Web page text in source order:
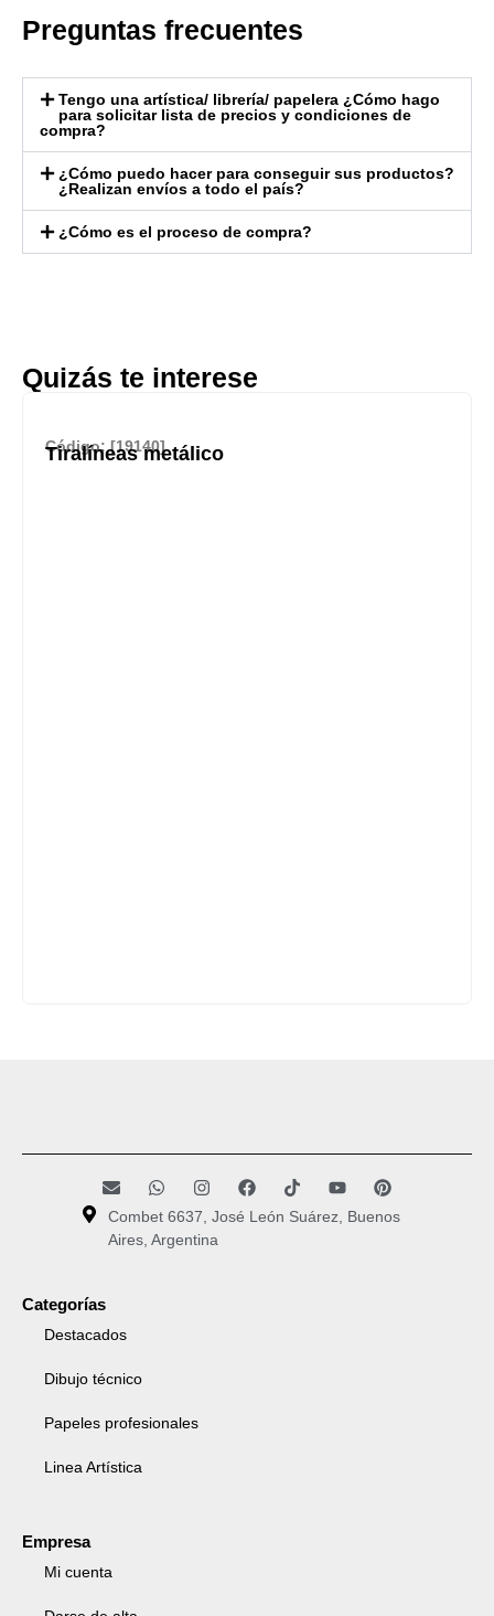
Preguntas frecuentes
Tengo una artística/ librería/ papelera ¿Cómo hago
para solicitar lista de precios y condiciones de
compra?
¿Cómo puedo hacer para conseguir sus productos?
¿Realizan envíos a todo el país?
¿Cómo es el proceso de compra?
Quizás te interese
Código: [19140]
Tiralíneas metálico
Combet 6637, José León Suárez, Buenos
Aires, Argentina
Categorías
Destacados
Dibujo técnico
Papeles profesionales
Linea Artística
Empresa
Mi cuenta